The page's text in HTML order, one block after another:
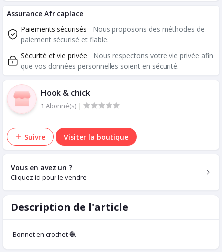
Assurance Africaplace
Paiements sécurisés
Nous proposons des méthodes de
paiement sécurisé et fiable.
Sécurité et vie privée
Nous respectons votre vie privée afin
que vos données personnelles soient en sécurité.
Hook & chick
1 Abonné(s) |
Suivre Visiter la boutique
Vous en avez un ?
Cliquez ici pour le vendre
Description de l'article
Bonnet en crochet 🧶